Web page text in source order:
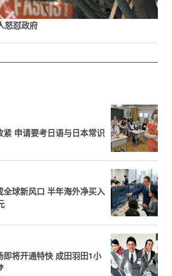
怒怼政府
紧 申请要考日语与日本常识
全球新风口 半年海外净买入
即将开通特快 成田羽田1小